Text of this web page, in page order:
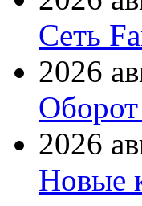
Сеть
2026
2026
Новые